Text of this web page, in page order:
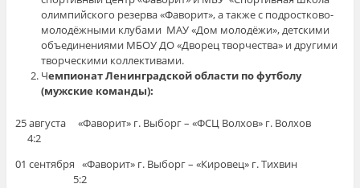
олимпийского резерва «Фаворит», а также с подростково-
молодёжными клубами МАУ «Дом молодёжи», детскими
объединениями МБОУ ДО «Дворец творчества» и другими
творческими коллективами.
Чемпионат Ленинградской области по футболу
(мужские команды):
25 августа «Фаворит» г. Выборг – «ФСЦ Волхов» г. Волхов
4:2
01 сентября «Фаворит» г. Выборг – «Кировец» г. Тихвин
5:2